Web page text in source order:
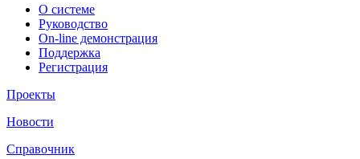
О системе
Руководство
On-line демонстрация
Поддержка
Регистрация
Проекты
Новости
Справочник